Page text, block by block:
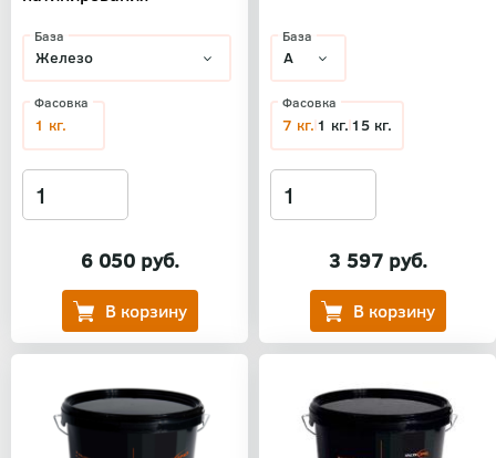
6 050 руб.
База
Фасовка
1 кг.
3 597 руб.
База
Фасовка
7 кг. 1 кг. 15 кг.